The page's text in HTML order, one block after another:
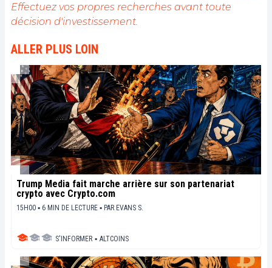
Effectuez vos propres recherches avant toute
décision d'investissement.
ALLER PLUS LOIN
Trump Media fait marche arrière sur son partenariat
crypto avec Crypto.com
15H00 ▪ 6 MIN DE LECTURE ▪ PAR EVANS S.
S'INFORMER ▪ ALTCOINS